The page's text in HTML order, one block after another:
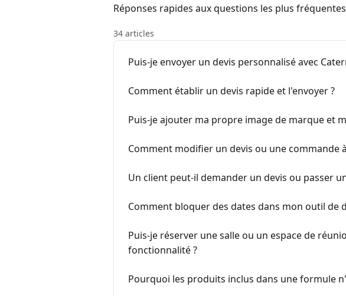
Réponses rapides aux questions les plus
34 articles
Puis-je envoyer un devis personnalisé avec
Comment établir un devis rapide et l'envoyer ?
Puis-je ajouter ma propre image de marque et
Comment modifier un devis ou une commande
Un client peut-il demander un devis ou passer
Comment bloquer des dates dans mon outil de
Puis-je réserver une salle ou un espace de
fonctionnalité ?
Pourquoi les produits inclus dans une formule